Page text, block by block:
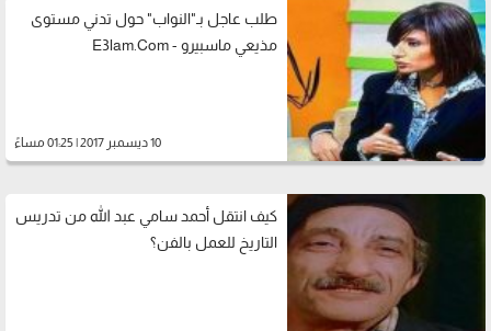
طلب عاجل بـ"النواب" حول تدني مستوى
مذيعي ماسبيرو - E3lam.Com
10 ديسمبر 2017 | 01:25 مساءً
كيف انتقل أحمد سامي عبد الله من تدريس
التاريخ للعمل بالفن؟